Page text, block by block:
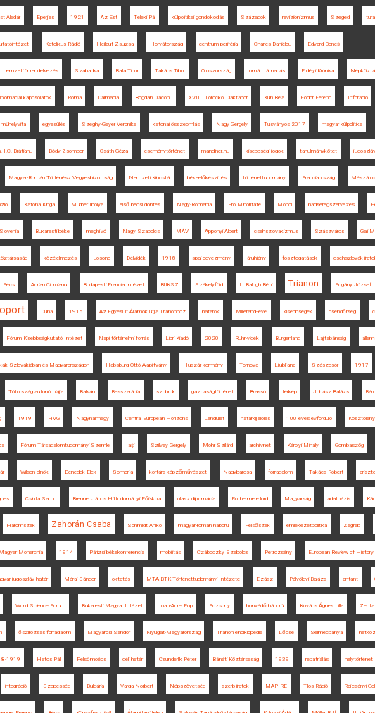
Aladár Eperjes 1921 Az Est Teleki Pál külpolitikai gondolkodás Századok revizionizmus Szeged
Katolikus Rádió Heilauf Zsuzsa Horvátország centrum-periféria Charles Daniélou Edvard Beneš
nemzeti önrendelkezés Szabadka Balla Tibor Takács Tibor Oroszország román támadás Erdélyi Krónika
kapcsolatok Róma Dalmácia Bogdan Diaconu XVIII. Torockói Diáktábor Kun Béla Fodor Ferenc Inforádió
műhelyvita egyesülés Szeghy-Gayer Veronika katonai összeomlás Nagy Gergely Tusványos 2017 magyar külpolitika
I.C. Brătianu Bódy Zsombor Csáth Géza eseménytörténet mandiner.hu kisebbségi jogok tanulmánykötet
Magyar-Román Történész Vegyesbizottság Nemzeti Kincstár békeelőkészítés történettudomány Franciaország
Katona Kinga Murber Ibolya első bécsi döntés Nagy-Románia Pro Minoritate Mohol hadseregszervezés
Slovenia Bukaresti béke meghívó Nagy Szabolcs MÁV Apponyi Albert csehszlovakizmus Szászváros Gali
közélelmezés Losonc Délvidék 1918 spai egyezmény áruhiány fosztogatások csehszlovák
Pécs Adrian Cioroianu Budapesti Francia Intézet BUKSZ Székelyföld L. Balogh Béni Trianon Pogány József
Duna 1916 Az Egyesült Államok útja Trianonhoz határok Millerand-levél kisebbségek csendőrség
Fórum Kisebbségkutató Intézet Napi történelmi forrás Libri Kiadó 2020 Ruhr-vidék Burgenland Lajtabánság
Szlovákiában és Magyarországon Habsburg Ottó Alapítvány Huszár-kormány Tornova Ljubljana Szászcsór 1917
Tótország autonómiája Balkán Besszarábia szobrok gazdaságtörténet Brassó térkép Juhász Balázs
1919 HVG Nagyhalmágy Central European Horizons Lendület határkijelölés 100 éves évforduló
Fórum Társadalomtudományi Szemle Iaşi Szilvay Gergely Mohr Szilárd archívnet Károlyi Mihály Gombaszög
Wilson elnök Benedek Elek Somorja kortárs képzőművészet Nagybarcsa forradalom Takács Róbert
Csinta Samu Brenner János Hittudományi Főiskola olasz diplomácia Rothermere lord Magyarság adatbázis
Háromszék Zahorán Csaba Schmidt Anikó magyar-román háború Felsőszék emlékezetpolitika Zágráb
Monarchia 1914 Párizsi békekonferencia mobilitás Czáboczky Szabolcs Petrozsény European Review of History
jugoszláv határ Márai Sándor oktatás MTA BTK Történettudományi Intézete Elzász Pálvölgyi Balázs antant
World Science Forum Bukaresti Magyar Intézet Ioan-Aurel Pop Pozsony honvédő háború Kovács Ágnes Lilla Zenta
őszirózsás forradalom Magyarosi Sándor Nyugat-Magyarország Trianon enciklopédia Lőcse Selmecbánya
1919 Hatos Pál Felsőmoécs déli határ Csunderlik Péter Bánáti Köztársaság 1939 repatriálás helytörténet
integráció Szepesség Bulgária Varga Norbert Népszövetség szerb iratok MAPIRE Tilos Rádió Rajcsányi